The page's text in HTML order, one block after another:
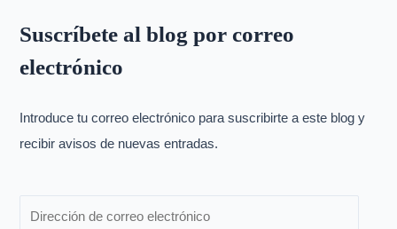
c
a
p
o
Suscríbete al blog por correo
electrónico
Introduce tu correo electrónico para suscribirte a este blog y
recibir avisos de nuevas entradas.